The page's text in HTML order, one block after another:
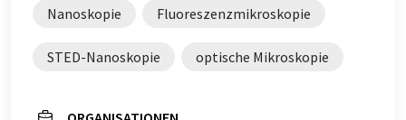
Nanoskopie Fluoreszenzmikroskopie
STED-Nanoskopie optische Mikroskopie